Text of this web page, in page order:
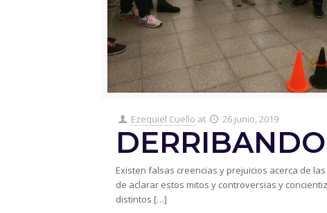
Ezequiel Cuello at 26 junio, 2019
Existen falsas creencias y prejuicios acerca de
de aclarar estos mitos y controversias y
distintos […]